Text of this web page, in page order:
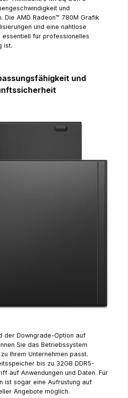
und
Die AMD Radeon™ 780M Grafik
und eine nahtlose
für professionelles
ist.
und
der Downgrade-Option auf
Sie das Betriebssystem
Ihrem Unternehmen passt.
bis zu 32GB DDR5-
auf Anwendungen und Daten. Für
ist sogar eine Aufrüstung auf
Angebote möglich.